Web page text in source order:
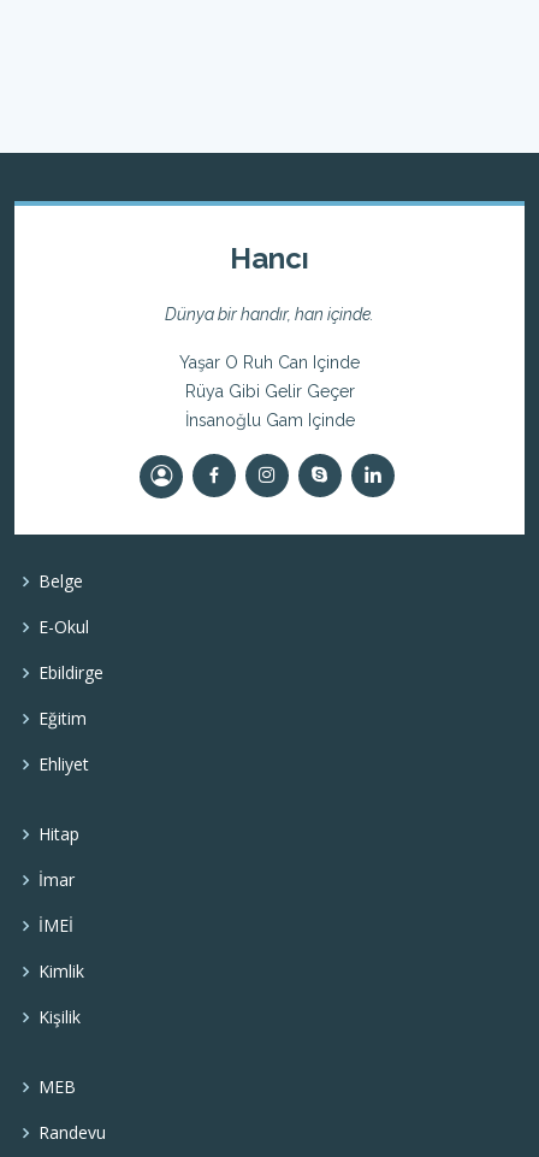
Hancı
Dünya bir handır, han içinde.
Yaşar O Ruh Can Içinde
Rüya Gibi Gelir Geçer
İnsanoğlu Gam Içinde
Belge
E-Okul
Ebildirge
Eğitim
Ehliyet
Hitap
İmar
İMEİ
Kimlik
Kişilik
MEB
Randevu